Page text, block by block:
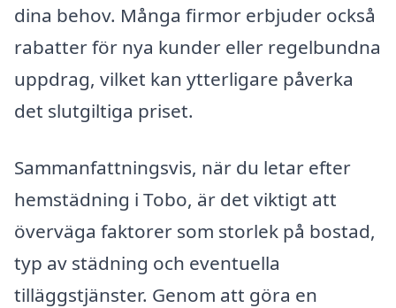
dina behov. Många firmor erbjuder också
rabatter för nya kunder eller regelbundna
uppdrag, vilket kan ytterligare påverka
det slutgiltiga priset.
Sammanfattningsvis, när du letar efter
hemstädning i Tobo, är det viktigt att
överväga faktorer som storlek på bostad,
typ av städning och eventuella
tilläggstjänster. Genom att göra en